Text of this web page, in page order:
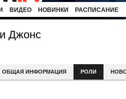
ВИДЕО НОВИНКИ РАСПИСАНИЕ
Джонс
ОБЩАЯ ИНФОРМАЦИЯ РОЛИ